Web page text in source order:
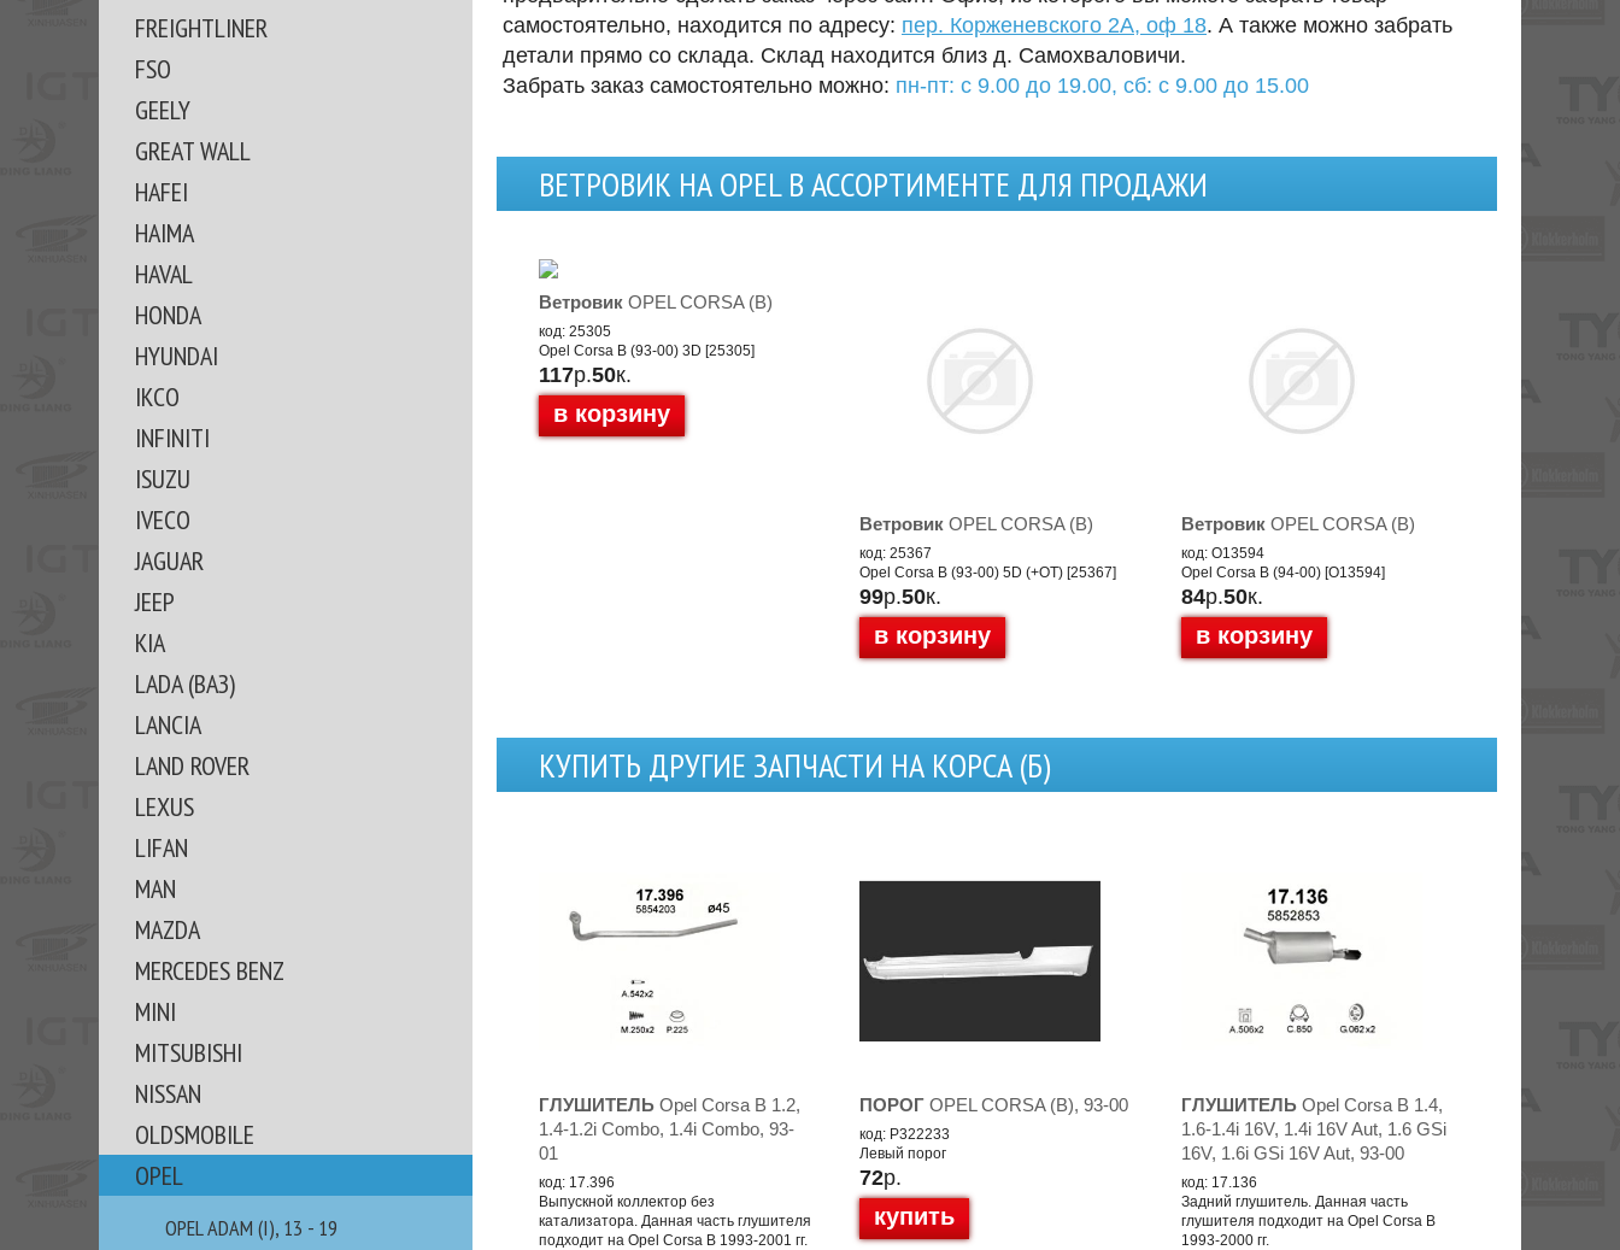
FREIGHTLINER
FSO
GEELY
GREAT WALL
HAFEI
HAIMA
HAVAL
HONDA
HYUNDAI
IKCO
INFINITI
ISUZU
IVECO
JAGUAR
JEEP
KIA
LADA (ВАЗ)
LANCIA
LAND ROVER
LEXUS
LIFAN
MAN
MAZDA
MERCEDES BENZ
MINI
MITSUBISHI
NISSAN
OLDSMOBILE
OPEL
OPEL ADAM (I), 13 - 19
самостоятельно, находится по адресу: пер. Корженевского 2А, оф 18. А также можно забрать
детали прямо со склада. Склад находится близ д. Самохваловичи.
Забрать заказ самостоятельно можно: пн-пт: с 9.00 до 19.00, сб: с 9.00 до 15.00
ВЕТРОВИК НА OPEL В АССОРТИМЕНТЕ ДЛЯ ПРОДАЖИ
Ветровик OPEL CORSA (B)
код: 25305
Opel Corsa B (93-00) 3D [25305]
117р.50к.
в корзину
Ветровик OPEL CORSA (B)
код: 25367
Opel Corsa B (93-00) 5D (+OT) [25367]
99р.50к.
в корзину
ВетровикOPEL CORSA (B)
код: O13594
Opel Corsa B (94-00) [O13594]
84р.50к.
в корзину
КУПИТЬ ДРУГИЕ ЗАПЧАСТИ НА КОРСА (Б)
ГЛУШИТЕЛЬ Opel Corsa B 1.2,
1.4-1.2i Combo, 1.4i Combo, 93-
01
код: 17.396
Выпускной коллектор без
катализатора. Данная часть глушителя
подходит на Opel Corsa B 1993-2001 гг.
ПОРОГ OPEL CORSA (B), 93-00
код: P322233
Левый порог
72р.
купить
ГЛУШИТЕЛЬOpel Corsa B 1.4,
1.6-1.4i 16V, 1.4i 16V Aut, 1.6 GSi
16V, 1.6i GSi 16V Aut, 93-00
код: 17.136
Задний глушитель. Данная часть
глушителя подходит на Opel Corsa B
1993-2000 гг.